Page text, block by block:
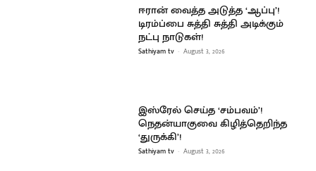
ஈரான் வைத்த அடுத்த ‘ஆப்பு’!
டிரம்ப்பை சுத்தி சுத்தி அடிக்கும்
நட்பு நாடுகள்!
Sathiyam tv - August 3, 2026
இஸ்ரேல் செய்த ‘சம்பவம்’!
நெதன்யாகுவை கிழித்தெறிந்த
‘துருக்கி’!
Sathiyam tv - August 3, 2026